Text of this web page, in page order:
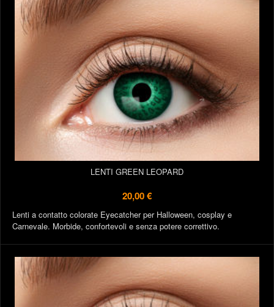
LENTI GREEN LEOPARD
20,00 €
Lenti a contatto colorate Eyecatcher per Halloween, cosplay e
Carnevale. Morbide, confortevoli e senza potere correttivo.